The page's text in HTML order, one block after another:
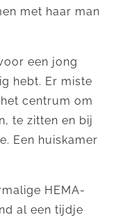
met haar man
een jong
hebt. Er miste
centrum om
te zitten en bij
Een huiskamer
HEMA-
al een tijdje